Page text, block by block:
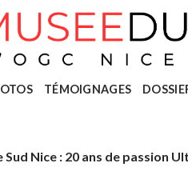
TÉMOIGNAGES
Nice : 20 ans de passion